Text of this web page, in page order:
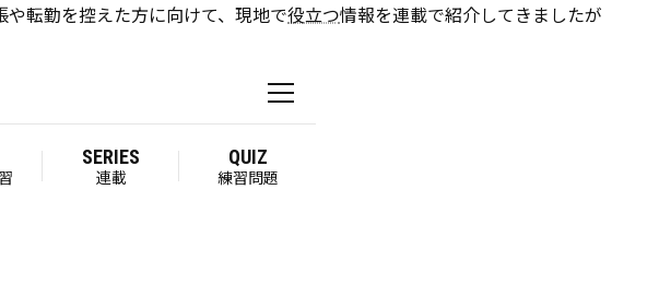
転勤を控えた方に向けて、現地で役立つ情報を連載で紹介してきましたが